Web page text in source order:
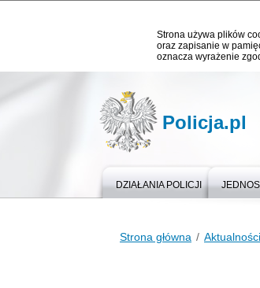
Strona używa plików
oraz zapisanie w
oznacza wyrażenie
Policja.pl
DZIAŁANIA POLICJI
Strona główna Aktualności